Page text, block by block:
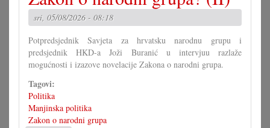
sri, 05/08/2026 - 08:18
Potpredsjednik Savjeta za hrvatsku narodnu grupu i
predsjednik HKD-a Joži Buranić u intervjuu razlaže
mogućnosti i izazove novelacije Zakona o narodni grupa.
Tagovi:
Politika
Manjinska politika
Zakon o narodni grupa